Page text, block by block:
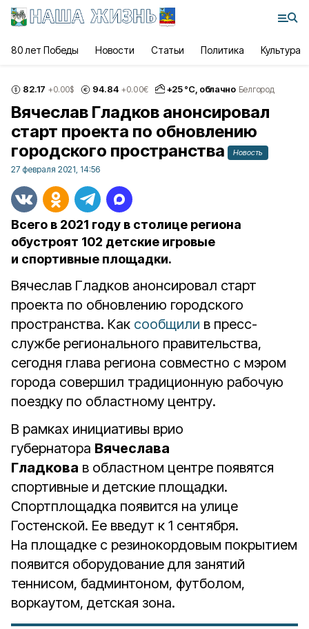
80 лет Победы Новости Статьи Политика Культура
82.17 +0.00$ 94.84 +0.00€ +25°С, облачно Белгород
Вячеслав Гладков анонсировал
старт проекта по обновлению
городского пространства
Новость
27 февраля 2021, 14:56
Всего в 2021 году в столице региона
обустроят 102 детские игровые
и спортивные площадки.
Вячеслав Гладков анонсировал старт
проекта по обновлению городского
пространства. Как сообщили в пресс-
службе регионального правительства,
сегодня глава региона совместно с мэром
города совершил традиционную рабочую
поездку по областному центру.
В рамках инициативы врио
губернатора Вячеслава
Гладкова в областном центре появятся
спортивные и детские площадки.
Спортплощадка появится на улице
Гостенской. Ее введут к 1 сентября.
На площадке с резинокордовым покрытием
появится оборудование для занятий
теннисом, бадминтоном, футболом,
воркаутом, детская зона.